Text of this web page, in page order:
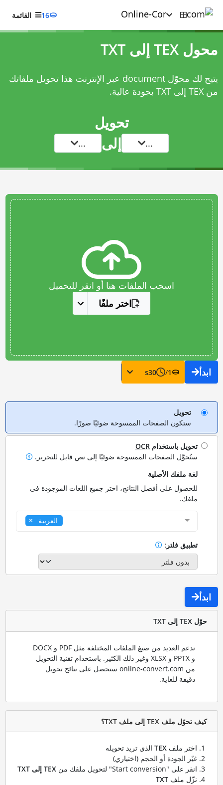
16 القائمة
محول TEX إلى TXT
يتيح لك محوّل document عبر الإنترنت هذا تحويل ملفاتك
من TEX إلى TXT بجودة عالية.
تحويل
... إلى ...
اسحب الملفات هنا أو انقر للتحميل
اختر ملفًا
ابدأ 1
/
30
s
تحويل
ستكون الصفحات الممسوحة ضوئيًا صورًا.
تحويل باستخدام OCR
ستُحوَّل الصفحات الممسوحة ضوئيًا إلى نص قابل للتحرير.
لغة ملفك الأصلية
للحصول على أفضل النتائج، اختر جميع اللغات الموجودة في
ملفك.
العربية
تطبيق فلتر:
ابدأ
حوّل TEX إلى TXT
ندعم العديد من صيغ الملفات المختلفة مثل PDF و DOCX
و PPTX و XLSX وغير ذلك الكثير. باستخدام تقنية التحويل
من online-convert.com ستحصل على نتائج تحويل
دقيقة للغاية.
كيف تحوّل ملف TEX إلى ملف TXT؟
اختر ملف TEXالذي تريد تحويله
غيّر الجودة أو الحجم (اختياري)
انقر على "Start conversion" لتحويل ملفك من
TEX إلى TXT
نزّل ملف TXT